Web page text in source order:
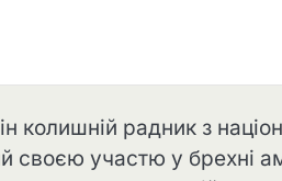
колишній радник з
своєю участю у брехні